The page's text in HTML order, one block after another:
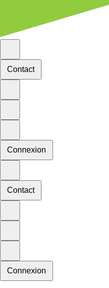
Contact
Connexion
Contact
Connexion